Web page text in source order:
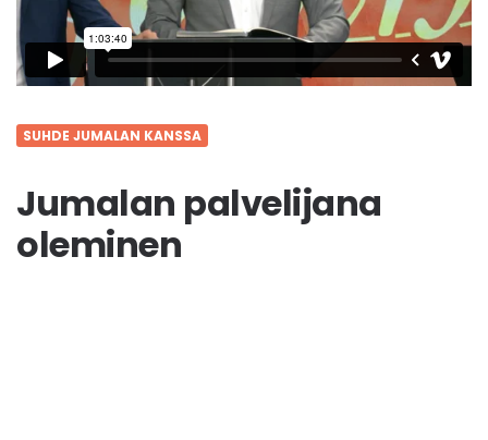
SUHDE JUMALAN KANSSA
Jumalan palvelijana
oleminen